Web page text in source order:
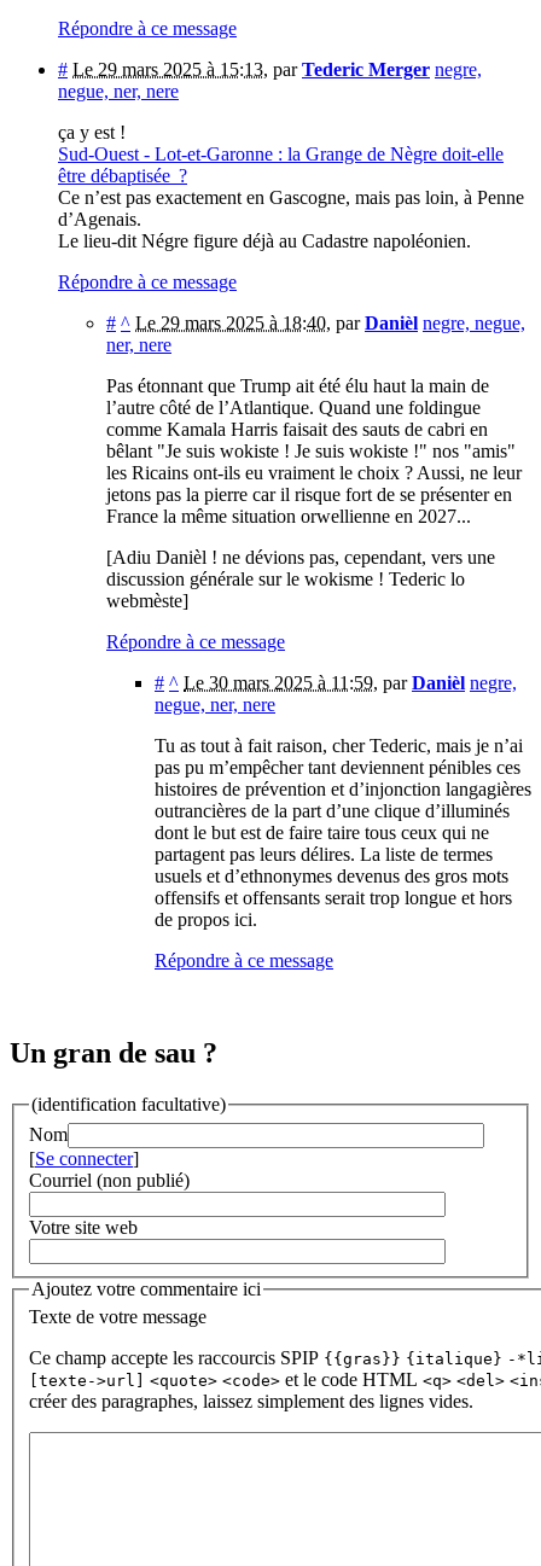
Répondre à ce message
# Le 29 mars 2025 à 15:13, parTederic Merger negre,
negue, ner, nere
ça y est !
Sud-Ouest - Lot-et-Garonne : la Grange de Nègre doit-elle
être débaptisée ?
Ce n’est pas exactement en Gascogne, mais pas loin, à Penne
d’Agenais.
Le lieu-dit Négre figure déjà au Cadastre napoléonien.
Répondre à ce message
# ^ Le 29 mars 2025 à 18:40, parDanièl negre, negue,
ner, nere
Pas étonnant que Trump ait été élu haut la main de
l’autre côté de l’Atlantique. Quand une foldingue
comme Kamala Harris faisait des sauts de cabri en
bêlant "Je suis wokiste ! Je suis wokiste !" nos "amis"
les Ricains ont-ils eu vraiment le choix ? Aussi, ne leur
jetons pas la pierre car il risque fort de se présenter en
France la même situation orwellienne en 2027...
[Adiu Danièl ! ne dévions pas, cependant, vers une
discussion générale sur le wokisme ! Tederic lo
webmèste]
Répondre à ce message
# ^ Le 30 mars 2025 à 11:59, parDanièl negre,
negue, ner, nere
Tu as tout à fait raison, cher Tederic, mais je n’ai
pas pu m’empêcher tant deviennent pénibles ces
histoires de prévention et d’injonction langagières
outrancières de la part d’une clique d’illuminés
dont le but est de faire taire tous ceux qui ne
partagent pas leurs délires. La liste de termes
usuels et d’ethnonymes devenus des gros mots
offensifs et offensants serait trop longue et hors
de propos ici.
Répondre à ce message
Un gran de sau ?
(identification facultative)
Nom
[Se connecter]
Courriel (non publié)
Votre site web
Ajoutez votre commentaire ici
Texte de votre message
Ce champ accepte les raccourcis SPIP {{gras}} {italique} -
[texte->url]
<quote> <code> et le code HTML <q> <del>
créer des paragraphes, laissez simplement des lignes vides.